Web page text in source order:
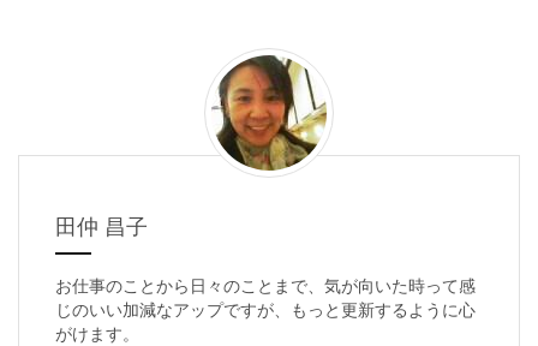
田仲 昌子
お仕事のことから日々のことまで、気が向いた時って感
じのいい加減なアップですが、もっと更新するように心
がけます。